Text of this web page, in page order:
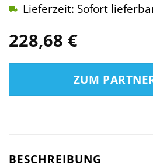
228,68 €
Lieferzeit: Sofort
ZUM
BESCHREIBUNG